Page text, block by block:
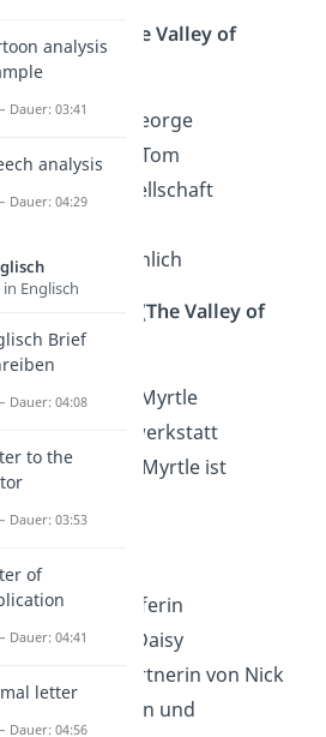
Wilson (T heValley of
Ehefrau von George
hat Affäre mit Tom
will in der Gesellschaft
kurvig und sinnlich
B. Wilson (The Valley of
Ehemann von Myrtle
hat eine Autowerkstatt
seine Liebe zu Myrtle ist
Wettkampfgolferin
Freundin von Daisy
kurzzeitige Partnerin von Nick
schön, verlogen und
analysis
Dauer: 03:41
analysis
Dauer: 04:29
Englisch
Brief
Dauer: 04:08
to the
Dauer: 03:53
of
Dauer: 04:41
letter
Dauer: 04:56